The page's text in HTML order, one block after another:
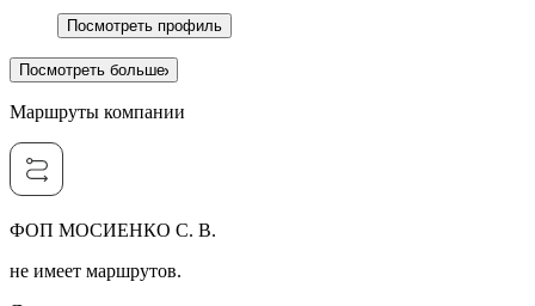
Посмотреть профиль
Посмотреть больше
Маршруты компании
ФОП МОСИЕНКО С. В.
не имеет маршрутов.